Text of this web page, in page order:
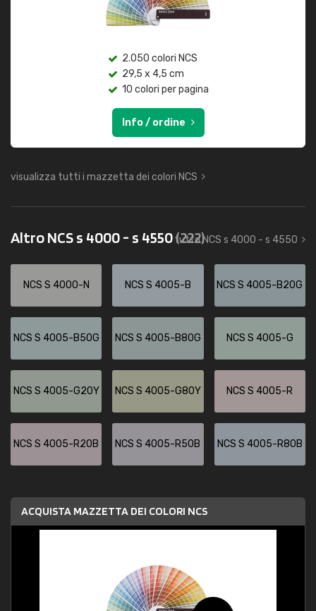
2.050 colori NCS
29,5 x 4,5 cm
10 colori per pagina
Info / ordine
visualizza tutti i mazzetta dei colori NCS
Altro NCS s 4000 - s 4550(222)
tutto NCS s 4000 - s 4550
NCS S 4000-N NCS S 4005-B NCS S 4005-B20G
NCS S 4005-B50G NCS S 4005-B80G NCS S 4005-G
NCS S 4005-G20Y NCS S 4005-G80Y NCS S 4005-R
NCS S 4005-R20B NCS S 4005-R50B NCS S 4005-R80B
ACQUISTA MAZZETTA DEI COLORI NCS